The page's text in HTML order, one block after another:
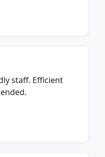
staff. Efficient